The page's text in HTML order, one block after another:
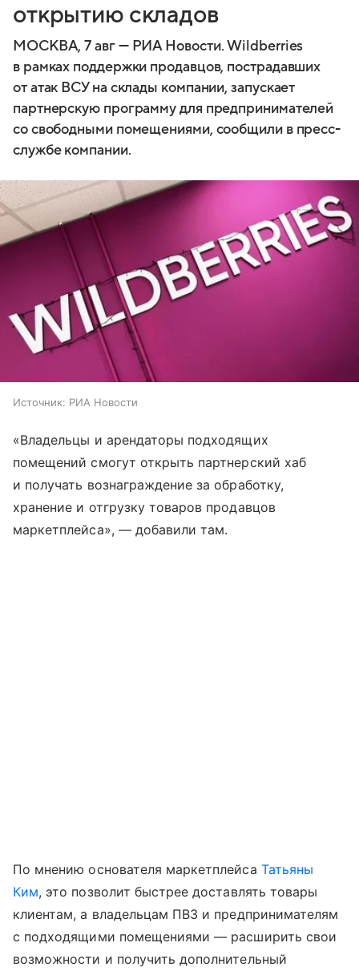
открытию складов
МОСКВА, 7 авг — РИА Новости. Wildberries
в рамках поддержки продавцов, пострадавших
от атак ВСУ на склады компании, запускает
партнерскую программу для предпринимателей
со свободными помещениями, сообщили в пресс-
службе компании.
Источник: РИА Новости
«Владельцы и арендаторы подходящих
помещений смогут открыть партнерский хаб
и получать вознаграждение за обработку,
хранение и отгрузку товаров продавцов
маркетплейса», — добавили там.
По мнению основателя маркетплейса Татьяны
Ким, это позволит быстрее доставлять товары
клиентам, а владельцам ПВЗ и предпринимателям
с подходящими помещениями — расширить свои
возможности и получить дополнительный